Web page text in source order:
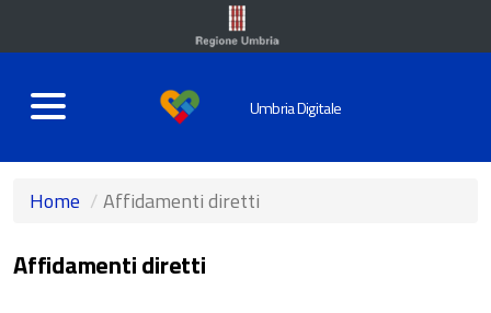
Umbria Digitale
Home Affidamenti diretti
Affidamenti diretti